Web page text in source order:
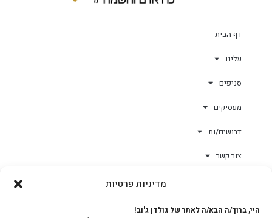
מדיניות פרטיות
היי, ברוך/ה הבא/ה לאתר של גולדן ג'וב!
דף הבית
עלינו
סניפים
מעסיקים
דרושים/ות
צור קשר